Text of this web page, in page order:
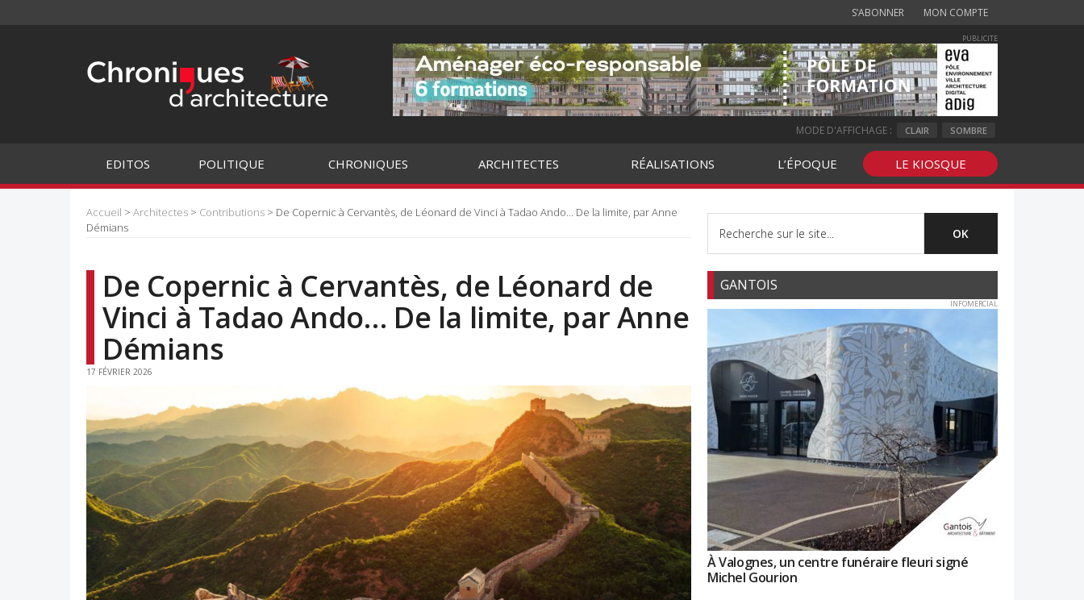
S’ABONNER MON COMPTE
PUBLICITE
MODE D'AFFICHAGE : CLAIR SOMBRE
EDITOS POLITIQUE CHRONIQUES ARCHITECTES RÉALISATIONS L’ÉPOQUE LE KIOSQUE
Accueil > Architectes > Contributions > De Copernic à Cervantès, de Léonard de Vinci à Tadao Ando… De la limite, par Anne
Démians
De Copernic à Cervantès, de Léonard de
Vinci à Tadao Ando… De la limite, par Anne
Démians
17 FÉVRIER 2026
GANTOIS
INFOMERCIAL
À Valognes, un centre funéraire fleuri signé
Michel Gourion